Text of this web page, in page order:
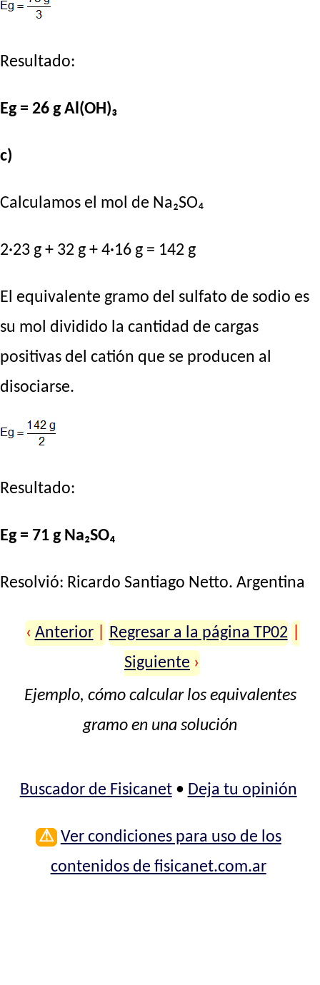
Resultado:
Eg = 26 g Al(OH)₃
c)
Calculamos el mol de Na₂SO₄
2·23 g + 32 g + 4·16 g = 142 g
El equivalente gramo del sulfato de sodio es
su mol dividido la cantidad de cargas
positivas del catión que se producen al
disociarse.
Resultado:
Eg = 71 g Na₂SO₄
Resolvió: Ricardo Santiago Netto. Argentina
‹ Anterior Regresar a la página TP02
Siguiente ›
Ejemplo, cómo calcular los equivalentes
gramo en una solución
Buscador de Fisicanet• Deja tu opinión
⚠ Ver condiciones para uso de los
contenidos de fisicanet.com.ar